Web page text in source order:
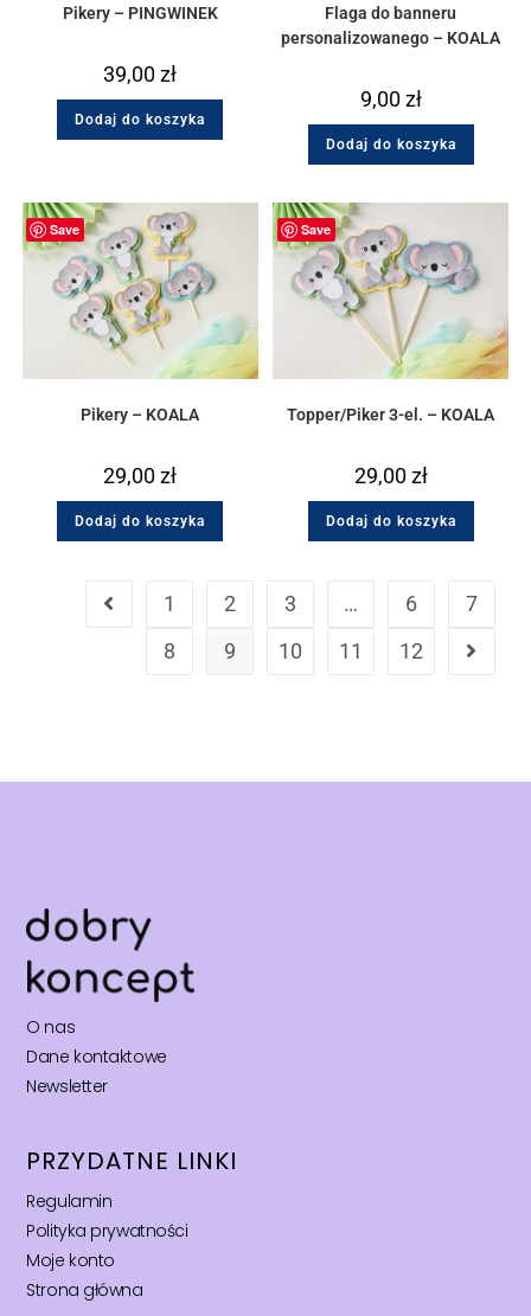
Pikery – PINGWINEK
39,00zł
Dodaj do koszyka
Flaga do banneru
personalizowanego – KOALA
9,00zł
Dodaj do koszyka
Save
Pikery – KOALA
29,00zł
Dodaj do koszyka
Save
Topper/Piker 3-el. – KOALA
29,00zł
Dodaj do koszyka
1 2 3 … 6
7
8
9 10 11 12
O nas
Dane kontaktowe
Newsletter
PRZYDATNE LINKI
Regulamin
Polityka prywatności
Moje konto
Strona główna